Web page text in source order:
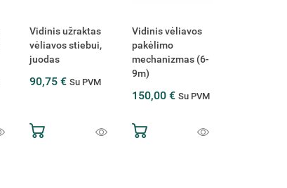
Vidinis užraktas
vėliavos stiebui,
juodas
90,75 €Su PVM
Vidinis vėliavos
pakėlimo
mechanizmas (6-
9m)
150,00 € Su PVM